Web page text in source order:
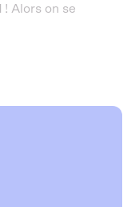
! Alors on se